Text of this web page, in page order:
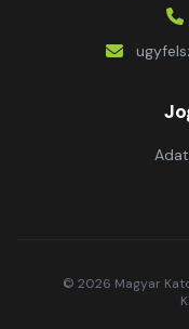
© 2026 Magyar